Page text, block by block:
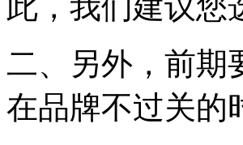
二、另外，前期
在品牌不过关的